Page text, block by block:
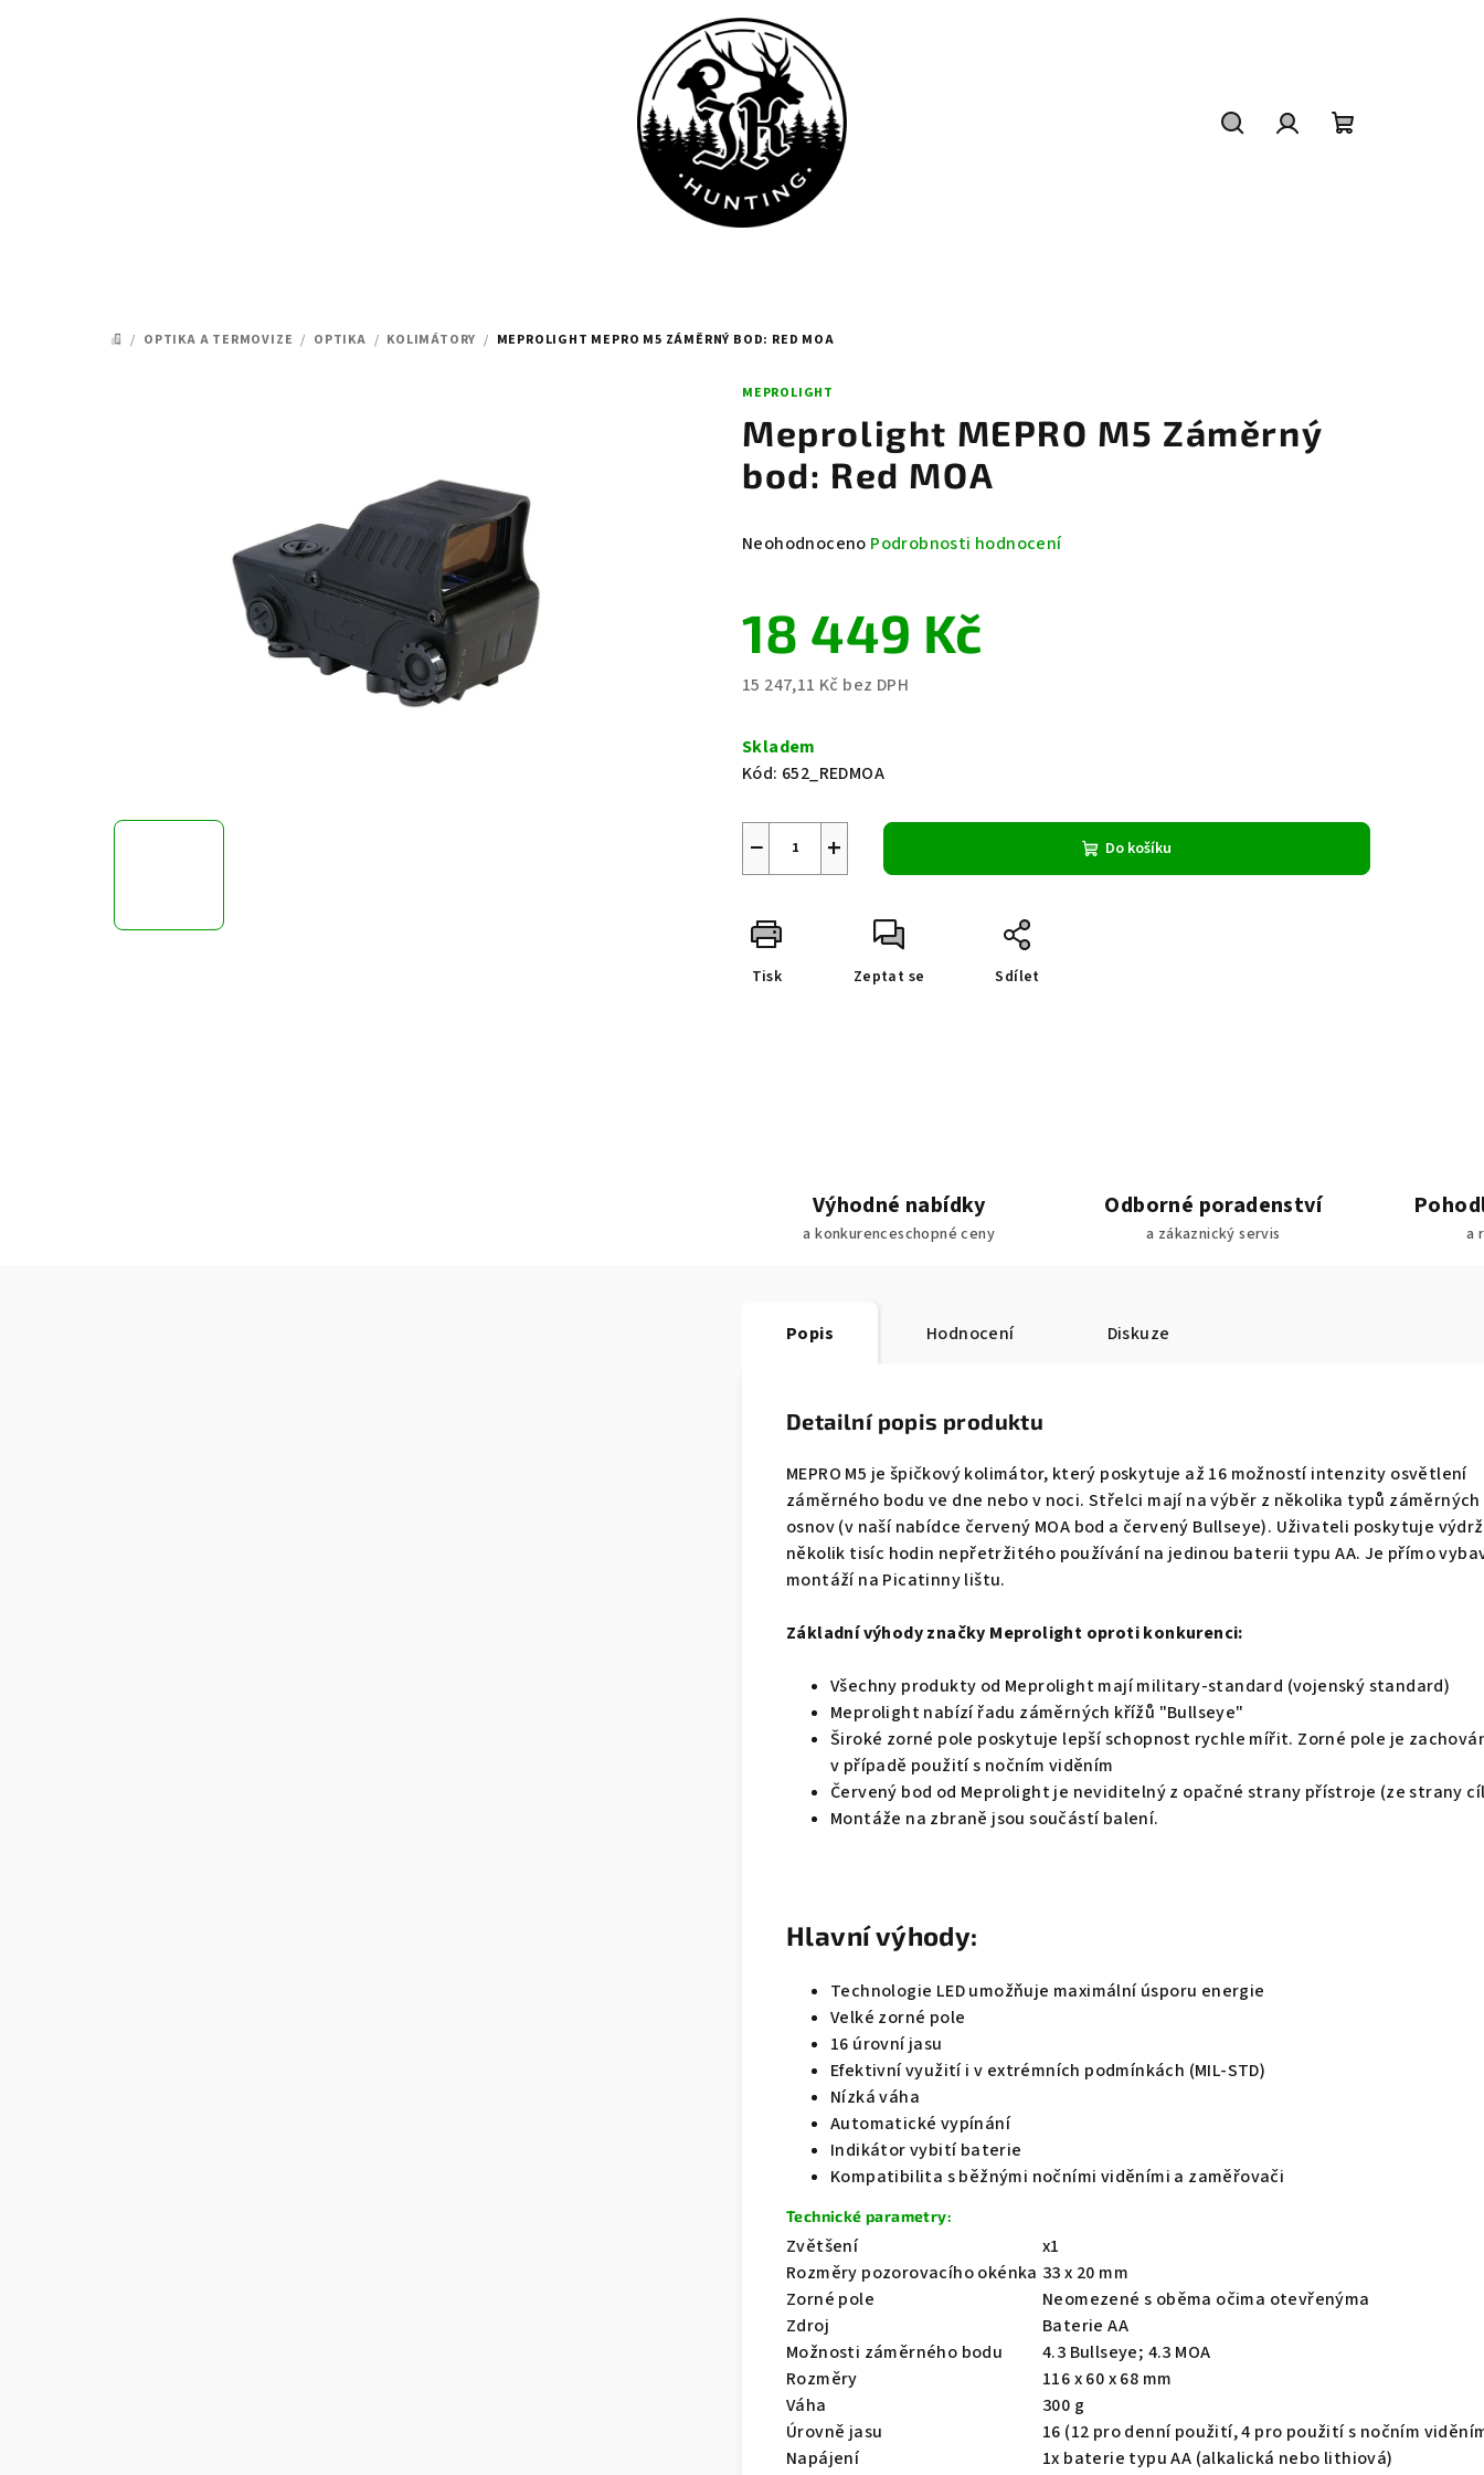
DOMŮ
/ OPTIKA A TERMOVIZE / OPTIKA / KOLIMÁTORY / MEPROLIGHT MEPRO M5 ZÁMĚRNÝ BOD: RED MOA
MEPROLIGHT
Meprolight MEPRO M5 Záměrný
bod: Red MOA
Průměrné
je
0,0
z
Neohodnoceno Podrobnosti hodnocení
18 449 Kč
15 247,11 Kč bez DPH
cena:
Skladem
Kód: 652_REDMOA
+
− Do košíku
Tisk Zeptat se Sdílet
Výhodné nabídky
a konkurenceschopné ceny
Odborné poradenství
a zákaznický servis a
Popis Hodnocení Diskuze
Detailní popis produktu
MEPRO M5 je špičkový kolimátor, který poskytuje až 16 možností intenzity osvětlení
záměrného bodu ve dne nebo v noci. Střelci mají na výběr z několika typů záměrných
osnov (v naší nabídce červený MOA bod a červený Bullseye). Uživateli poskytuje
několik tisíc hodin nepřetržitého používání na jedinou baterii typu AA. Je přímo
montáží na Picatinny lištu.
Základní výhody značky Meprolight oproti konkurenci:
Všechny produkty od Meprolight mají military-standard (vojenský standard)
Meprolight nabízí řadu záměrných křížů "Bullseye"
Široké zorné pole poskytuje lepší schopnost rychle mířit. Zorné pole je
v případě použití s nočním viděním
Červený bod od Meprolight je neviditelný z opačné strany přístroje (ze strany
Montáže na zbraně jsou součástí balení.
Hlavní výhody:
Technologie LED umožňuje maximální úsporu energie
Velké zorné pole
16 úrovní jasu
Efektivní využití i v extrémních podmínkách (MIL-STD)
Nízká váha
Automatické vypínání
Indikátor vybití baterie
Kompatibilita s běžnými nočními viděními a zaměřovači
Technické parametry:
Zvětšení
x1
Rozměry pozorovacího okénka 33 x 20 mm
Zorné pole
Neomezené s oběma očima otevřenýma
Zdroj
Baterie AA
Možnosti záměrného bodu
4.3 Bullseye; 4.3 MOA
Rozměry
116 x 60 x 68 mm
Váha
300 g
Úrovně jasu
16 (12 pro denní použití, 4 pro použití s nočním
Napájení
1x baterie typu AA (alkalická nebo lithiová)